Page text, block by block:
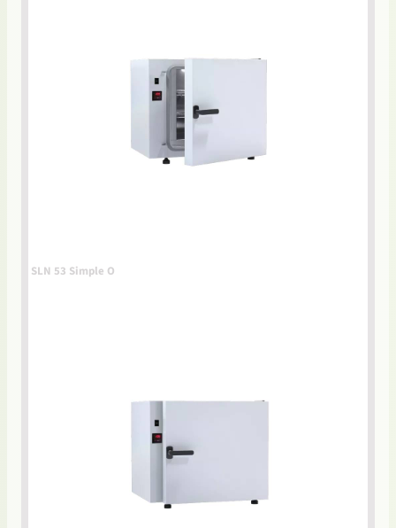
SLN 53 Simple O